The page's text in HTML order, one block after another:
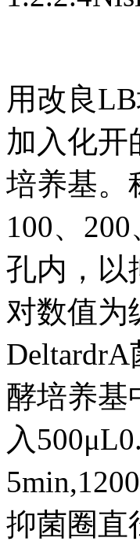
用改良
加入化开
培养基。
100、
孔内，以
对数值为
酵培养基
入
抑菌圈直